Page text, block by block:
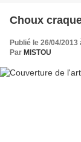
Choux
Publié le 26/04/2013
Par MISTOU